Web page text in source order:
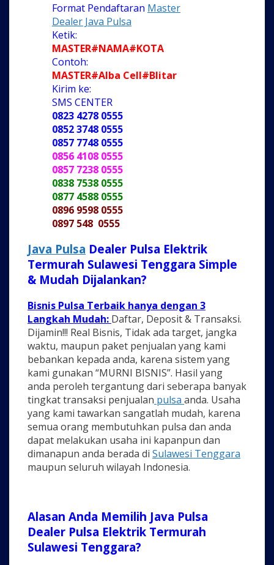
Format Pendaftaran Master
Dealer Java Pulsa
Ketik:
MASTER#NAMA#KOTA
Contoh:
MASTER#Alba Cell#Blitar
Kirim ke:
SMS CENTER
0823 4278 0555
0852 3748 0555
0857 7748 0555
0856 4108 0555
0857 7238 0555
0838 7538 0555
0877 4588 0555
0896 9598 0555
0897 548 0555
Java Pulsa Dealer Pulsa Elektrik
Termurah Sulawesi Tenggara Simple
& Mudah Dijalankan?
Bisnis Pulsa Terbaik hanya dengan 3
Langkah Mudah: Daftar, Deposit & Transaksi.
Dijamin!!! Real Bisnis, Tidak ada target, jangka
waktu, maupun paket penjualan yang kami
bebankan kepada anda, karena sistem yang
kami gunakan “MURNI BISNIS”. Hasil yang
anda peroleh tergantung dari seberapa banyak
tingkat transaksi penjualan pulsa anda. Usaha
yang kami tawarkan sangatlah mudah, karena
semua orang membutuhkan pulsa dan anda
dapat melakukan usaha ini kapanpun dan
dimanapun anda berada di Sulawesi Tenggara
maupun seluruh wilayah Indonesia.
Alasan Anda Memilih Java Pulsa
Dealer Pulsa Elektrik Termurah
Sulawesi Tenggara?